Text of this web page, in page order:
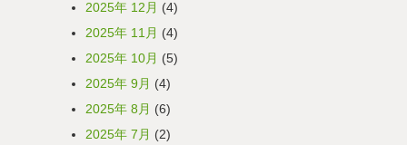
2025年 12月 (4)
2025年 11月 (4)
2025年 10月 (5)
2025年 9月 (4)
2025年 8月 (6)
2025年 7月 (2)